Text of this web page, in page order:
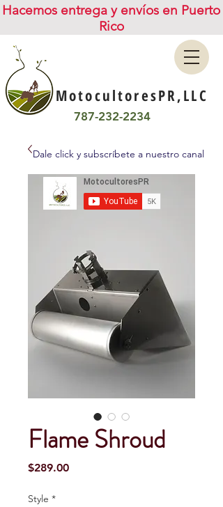
Hacemos entrega y envíos en Puerto
Rico
MotocultoresPR,LLC
787-232-2234
Dale click y subscríbete a nuestro canal
Flame Shroud
$289.00Precio
Style *